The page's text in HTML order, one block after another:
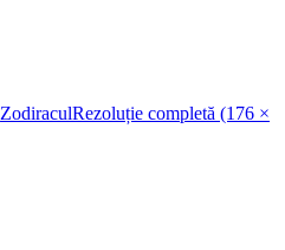
ZodiraculRezoluție completă (176 ×